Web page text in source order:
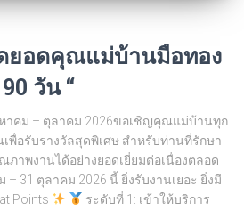
ยอดคุณแม่บ้านมือทอง
วัน “
าคม – ตุลาคม 2026ขอเชิญคุณแม่บ้านทุก
พื่อรับรางวัลสุดพิเศษ สำหรับท่านที่รักษา
าพงานได้อย่างยอดเยี่ยมต่อเนื่องตลอด
– 31 ตุลาคม 2026 นี้ ยิ่งรับงานเยอะ ยิ่งมี
Points
ระดับที่ 1: เข้าให้บริการ